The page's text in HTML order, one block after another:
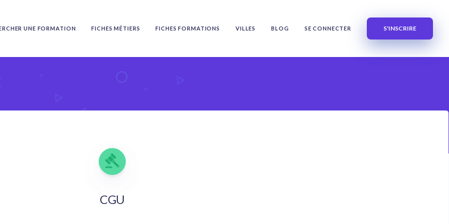
UNE FORMATION FICHES MÉTIERS FICHES FORMATIONS VILLES BLOG SE CONNECTER S'INSCRIRE
CGU